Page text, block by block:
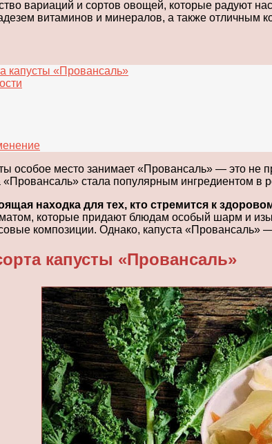
вариаций и сортов овощей, которые радуют
витаминов и минералов, а также отличным
капусты «Провансаль»
особое место занимает «Провансаль» — это
«Провансаль» стала популярным ингредиентом
находка для тех, кто стремится к
которые придают блюдам особый шарм и
композиции. Однако, капуста
капусты «Провансаль»